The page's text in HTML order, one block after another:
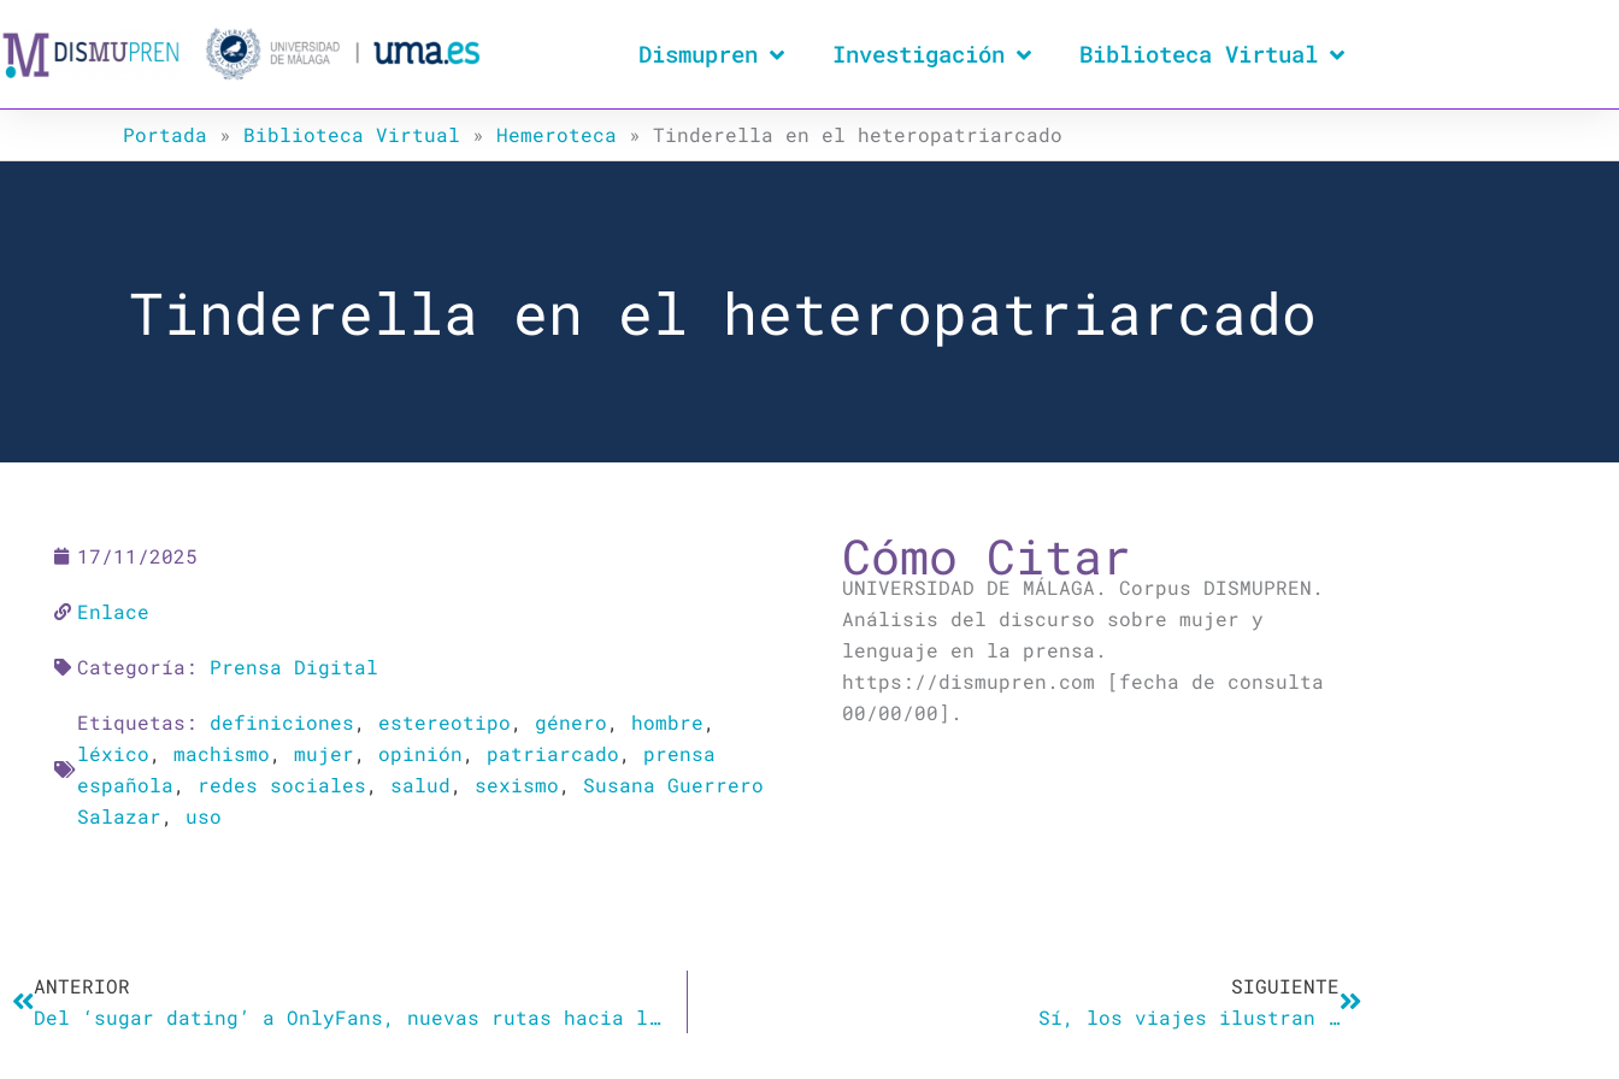
al
contenido
Dismupren Investigación Biblioteca Virtual
Portada » Biblioteca Virtual » Hemeroteca » Tinderella en el heteropatriarcado
Tinderella en el heteropatriarcado
17/11/2025
Enlace
Categoría: Prensa Digital
Etiquetas: definiciones, estereotipo, género, hombre,
léxico, machismo, mujer, opinión, patriarcado, prensa
española, redes sociales, salud, sexismo, Susana Guerrero
Salazar, uso
Cómo Citar
UNIVERSIDAD DE MÁLAGA. Corpus DISMUPREN.
Análisis del discurso sobre mujer y
lenguaje en la prensa.
https://dismupren.com [fecha de consulta
00/00/00].
ANTERIOR
Del ‘sugar dating’ a OnlyFans, nuevas rutas hacia la prostitución: “¿Qué hago con este señor que podría ser mi padre?”
SIGUIENTE
Sí, los viajes ilustran …